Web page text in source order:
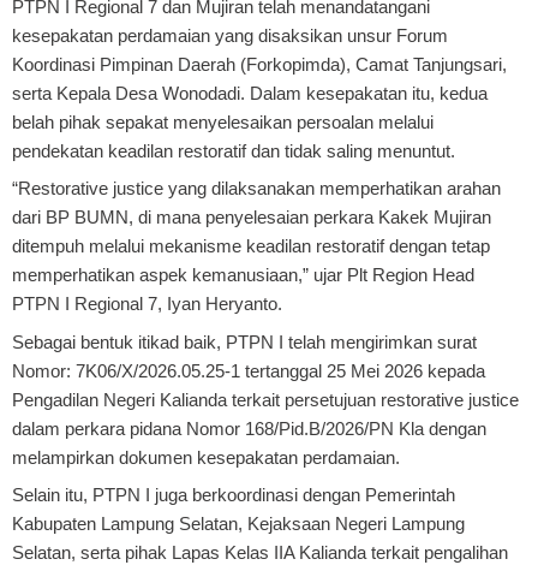
PTPN I Regional 7 dan Mujiran telah menandatangani
kesepakatan perdamaian yang disaksikan unsur Forum
Koordinasi Pimpinan Daerah (Forkopimda), Camat Tanjungsari,
serta Kepala Desa Wonodadi. Dalam kesepakatan itu, kedua
belah pihak sepakat menyelesaikan persoalan melalui
pendekatan keadilan restoratif dan tidak saling menuntut.
“Restorative justice yang dilaksanakan memperhatikan arahan
dari BP BUMN, di mana penyelesaian perkara Kakek Mujiran
ditempuh melalui mekanisme keadilan restoratif dengan tetap
memperhatikan aspek kemanusiaan,” ujar Plt Region Head
PTPN I Regional 7, Iyan Heryanto.
Sebagai bentuk itikad baik, PTPN I telah mengirimkan surat
Nomor: 7K06/X/2026.05.25-1 tertanggal 25 Mei 2026 kepada
Pengadilan Negeri Kalianda terkait persetujuan restorative justice
dalam perkara pidana Nomor 168/Pid.B/2026/PN Kla dengan
melampirkan dokumen kesepakatan perdamaian.
Selain itu, PTPN I juga berkoordinasi dengan Pemerintah
Kabupaten Lampung Selatan, Kejaksaan Negeri Lampung
Selatan, serta pihak Lapas Kelas IIA Kalianda terkait pengalihan